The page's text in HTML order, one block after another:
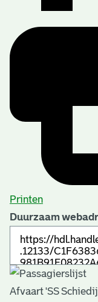
Printen
Duurzaam
Afvaart 'SS